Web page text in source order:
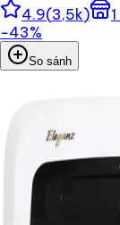
4.9(3,5k) 1
−43%
So sánh